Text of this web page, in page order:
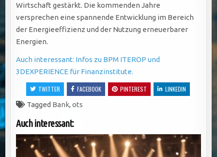
Wirtschaft gestärkt. Die kommenden Jahre
versprechen eine spannende Entwicklung im Bereich
der Energieeffizienz und der Nutzung erneuerbarer
Energien.
Auch interessant: Infos zu BPM ITEROP und
3DEXPERIENCE für Finanzinstitute.
TWITTER FACEBOOK PINTEREST
LINKEDIN
Tagged Bank,ots
Auch interessant: